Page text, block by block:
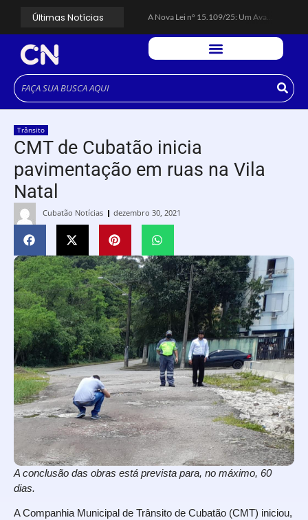
Últimas Notícias
A Nova Lei nº 15.109/25: Um Avanço na Garantia dos Honorários Advocatícios.
Espingarda roubada de agentes de segurança ferroviária é recuperada na Vila Esperança.
Polícia Rodoviária resgata bicho-preguiça na Rodovia dos Imigrantes, em Cubatão.
Cubatão tem vasta programação no Mês da Mulher: atividades começam nesta sexta (7).
Vigilantes são atacados por criminosos armados durante escolta de carga na Vila Esperança.
Trânsito
CMT de Cubatão inicia
pavimentação em ruas na Vila
Natal
Cubatão Notícias dezembro 30, 2021
A conclusão das obras está prevista para, no máximo, 60
dias.
A Companhia Municipal de Trânsito de Cubatão (CMT) iniciou,